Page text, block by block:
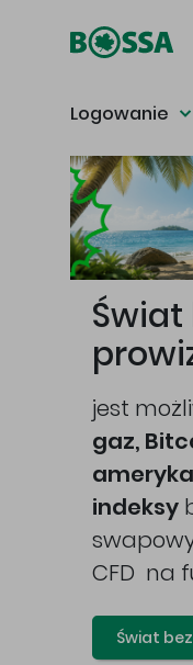
Logowanie
Główna treść
Świat
jest
gaz,
indeksy
CFD na
Świat